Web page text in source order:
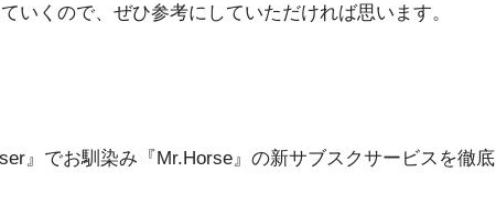
いくので、ぜひ参考にしていただければ思います。
』でお馴染み『Mr.Horse』の新サブスクサービスを徹底